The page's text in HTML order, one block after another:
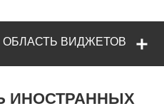
ОБЛАСТЬ ВИДЖЕТОВ
ИНОСТРАННЫХ